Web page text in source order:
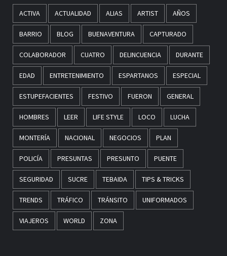
ACTIVA ACTUALIDAD ALIAS ARTIST AÑOS
BARRIO BLOG BUENAVENTURA CAPTURADO
COLABORADOR CUATRO DELINCUENCIA DURANTE
EDAD ENTRETENIMIENTO ESPARTANOS ESPECIAL
ESTUPEFACIENTES FESTIVO FUERON GENERAL
HOMBRES LEER LIFE STYLE LOCO LUCHA
MONTERÍA NACIONAL NEGOCIOS PLAN
POLICÍA PRESUNTAS PRESUNTO PUENTE
SEGURIDAD SUCRE TEBAIDA TIPS & TRICKS
TRENDS TRÁFICO TRÁNSITO UNIFORMADOS
VIAJEROS WORLD ZONA